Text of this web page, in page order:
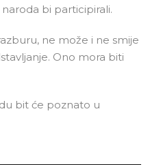
bi participirali.
ne može i ne smije
Ono mora biti
bit će poznato u